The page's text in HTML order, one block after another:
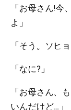
「お母さん!今
よ」
「そう。ソヒ
「なに?」
「お母さん、
いんだけど…」